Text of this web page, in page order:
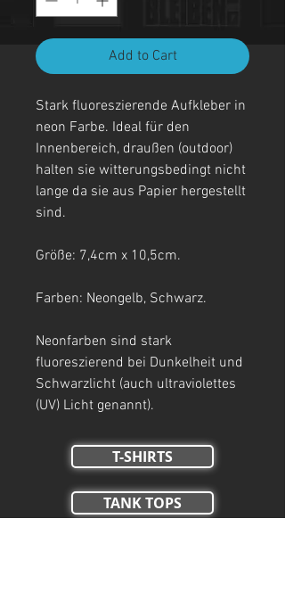
Add to Cart
Stark fluoreszierende Aufkleber in
neon Farbe. Ideal für den
Innenbereich, draußen (outdoor)
halten sie witterungsbedingt nicht
lange da sie aus Papier hergestellt
sind.
Größe: 7,4cm x 10,5cm.
Farben: Neongelb, Schwarz.
Neonfarben sind stark
fluoreszierend bei Dunkelheit und
Schwarzlicht (auch ultraviolettes
(UV) Licht genannt).
T-SHIRTS
TANK TOPS